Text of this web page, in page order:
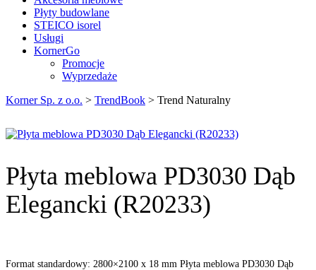
Płyty budowlane
STEICO isorel
Usługi
KornerGo
Promocje
Wyprzedaże
Korner Sp. z o.o. > TrendBook > Trend Naturalny
Płyta meblowa PD3030 Dąb
Elegancki (R20233)
Format standardowy: 2800×2100 x 18 mm Płyta meblowa PD3030 Dąb